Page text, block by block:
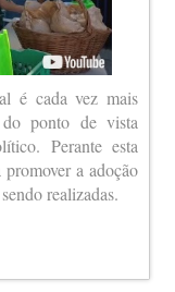
é cada vez mais
do ponto de vista
Perante esta
a adoção
realizadas.